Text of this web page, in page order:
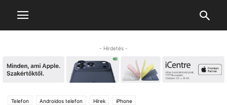
- Hirdetés -
Telefon Androidos telefon Hírek iPhone